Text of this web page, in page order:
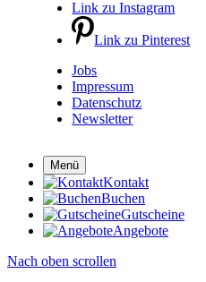
Link zu Instagram
Link zu Pinterest
Jobs
Impressum
Datenschutz
Newsletter
Menü
Kontakt
Buchen
Gutscheine
Angebote
Nach oben scrollen